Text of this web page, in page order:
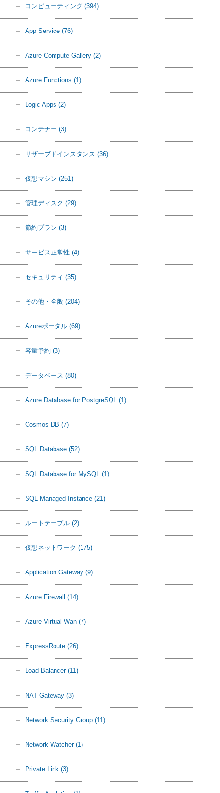
コンピューティング (394)
App Service (76)
Azure Compute Gallery (2)
Azure Functions (1)
Logic Apps (2)
コンテナー (3)
リザーブドインスタンス (36)
仮想マシン (251)
管理ディスク (29)
節約プラン (3)
サービス正常性 (4)
セキュリティ (35)
その他・全般 (204)
Azureポータル (69)
容量予約 (3)
データベース (80)
Azure Database for PostgreSQL (1)
Cosmos DB (7)
SQL Database (52)
SQL Database for MySQL (1)
SQL Managed Instance (21)
ルートテーブル (2)
仮想ネットワーク (175)
Application Gateway (9)
Azure Firewall (14)
Azure Virtual Wan (7)
ExpressRoute (26)
Load Balancer (11)
NAT Gateway (3)
Network Security Group (11)
Network Watcher (1)
Private Link (3)